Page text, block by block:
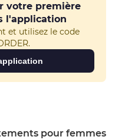
votre première
l'application
et utilisez le code
pour femmes